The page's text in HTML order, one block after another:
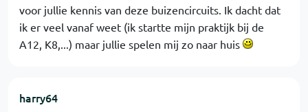
voor jullie kennis van deze buizencircuits. Ik dacht dat
ik er veel vanaf weet (ik startte mijn praktijk bij de
A12, K8,...) maar jullie spelen mij zo naar huis
harry64